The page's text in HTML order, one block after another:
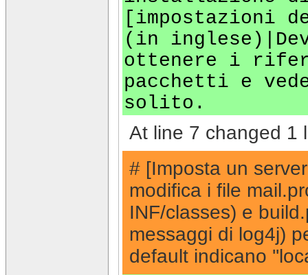
[impostazioni
(in
ottenere i
pacchetti e
solito.
At line 7 changed 1
# [Imposta un
modifica i file
INF/classes) e
messaggi di log4j)
default indicano